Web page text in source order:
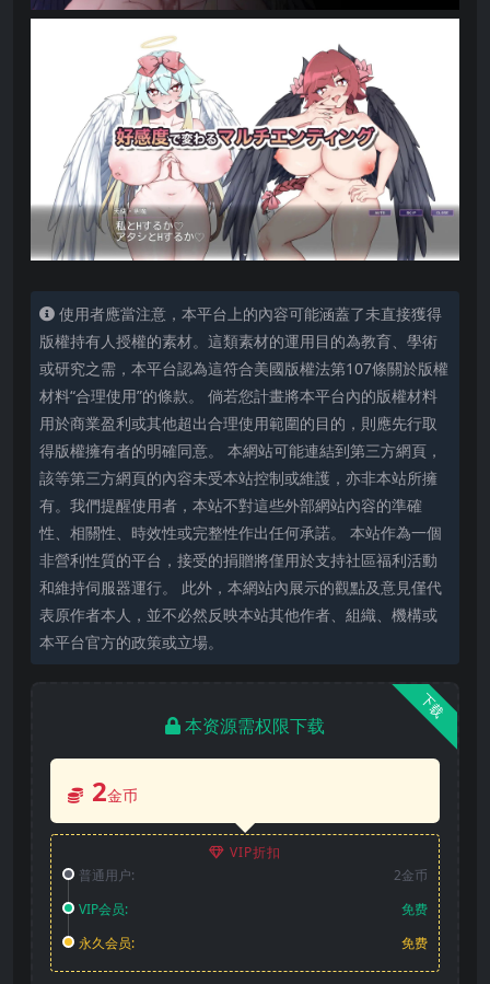
使用者應當注意，本平台上的內容可能涵蓋了未直接獲得
版權持有人授權的素材。這類素材的運用目的為教育、學術
或研究之需，本平台認為這符合美國版權法第107條關於版權
材料“合理使用”的條款。 倘若您計畫將本平台內的版權材料
用於商業盈利或其他超出合理使用範圍的目的，則應先行取
得版權擁有者的明確同意。 本網站可能連結到第三方網頁，
該等第三方網頁的內容未受本站控制或維護，亦非本站所擁
有。我們提醒使用者，本站不對這些外部網站內容的準確
性、相關性、時效性或完整性作出任何承諾。 本站作為一個
非營利性質的平台，接受的捐贈將僅用於支持社區福利活動
和維持伺服器運行。 此外，本網站內展示的觀點及意見僅代
表原作者本人，並不必然反映本站其他作者、組織、機構或
本平台官方的政策或立場。
下载
本资源需权限下载
2金币
VIP折扣
普通用户:
2金币
VIP会员:
免费
永久会员:
免费